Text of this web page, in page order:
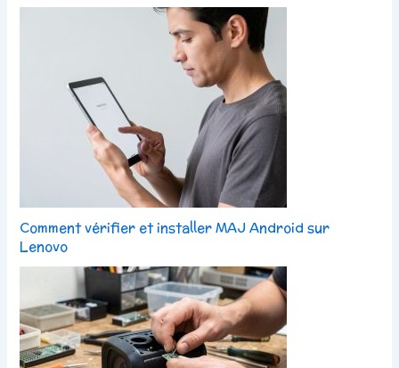
Comment vérifier et installer MAJ Android sur
Lenovo